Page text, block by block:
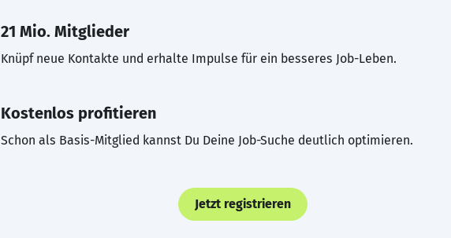
21 Mio. Mitglieder
Knüpf neue Kontakte und erhalte Impulse für ein besseres Job-Leben.
Kostenlos profitieren
Schon als Basis-Mitglied kannst Du Deine Job-Suche deutlich optimieren.
Jetzt registrieren